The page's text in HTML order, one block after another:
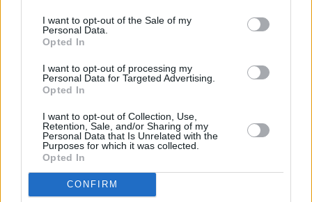
I want to opt-out of the Sale of my
Personal Data.
Opted In
I want to opt-out of processing my
Personal Data for Targeted Advertising.
Opted In
I want to opt-out of Collection, Use,
Retention, Sale, and/or Sharing of my
Personal Data that Is Unrelated with the
Purposes for which it was collected.
Opted In
CONFIRM